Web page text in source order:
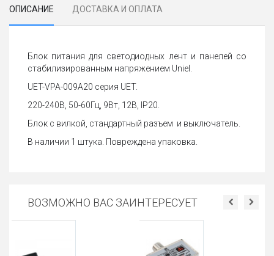
ОПИСАНИЕ
ДОСТАВКА И ОПЛАТА
Блок питания для светодиодных лент и панелей со
стабилизированным напряжением Uniel.
UET-VPA-009A20 серия UET.
220-240В, 50-60Гц, 9Вт, 12В, IP20.
Блок с вилкой, стандартный разъем и выключатель.
В наличии 1 штука. Повреждена упаковка.
ВОЗМОЖНО ВАС ЗАИНТЕРЕСУЕТ